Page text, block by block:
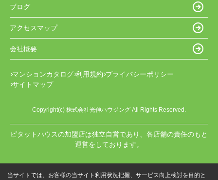
ブログ
アクセスマップ
会社概要
マンションカタログ 利用規約 プライバシーポリシー
サイトマップ
Copyright(c) 株式会社光伸ハウジング All Rights Reserved.
ピタットハウスの加盟店は独立自営であり、各店舗の責任のもと
運営をしております。
当サイトでは、お客様の当サイト利用状況把握、サービス向上検討を目的と